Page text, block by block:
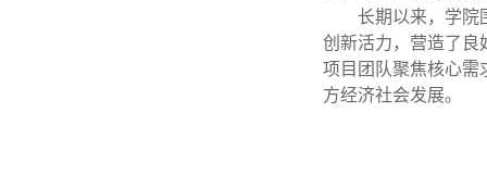
长期以来， 学院
创新活力， 营造了 良
项目团队聚焦核心需
方经济社会发展。